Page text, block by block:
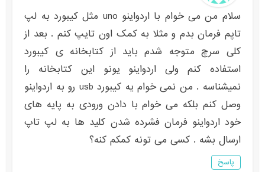
سلام من می خوام با اردواینو uno مثل کیبورد به لپ
تاپم فرمان بدم و مثلا به کمک اون تایپ کنم . بعد از
کلی سرچ متوجه شدم باید از کتابخانه ی کیبورد
استفاده کنم ولی اردواینو یونو این کتابخانه را
نمیشناسه . من نمی خوام یه کیبورد usb رو به اردواینو
وصل کنم بلکه می خوام با دادن ورودی به پایه های
خود اردواینو فرمان فشرده شدن کلید ها به لپ تاپ
ارسال بشه . کسی می تونه کمکم کنه؟
پاسخ